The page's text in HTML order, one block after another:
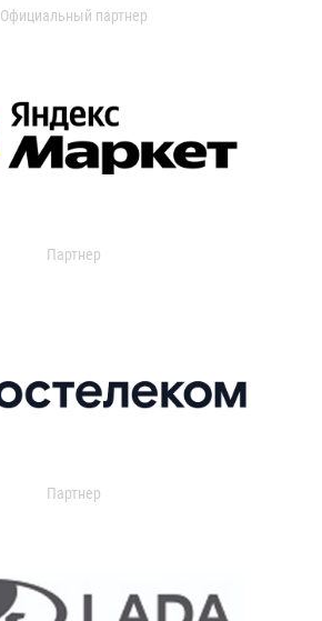
Официальный партнер
Партнер
Партнер